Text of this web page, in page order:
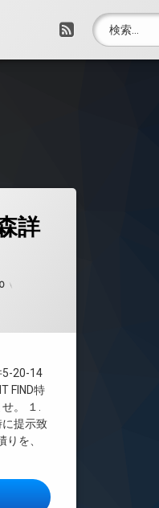
RSS
検索:
詳
20-14
FIND特
。 １.
提示致
を、
ット大森詳しい情報